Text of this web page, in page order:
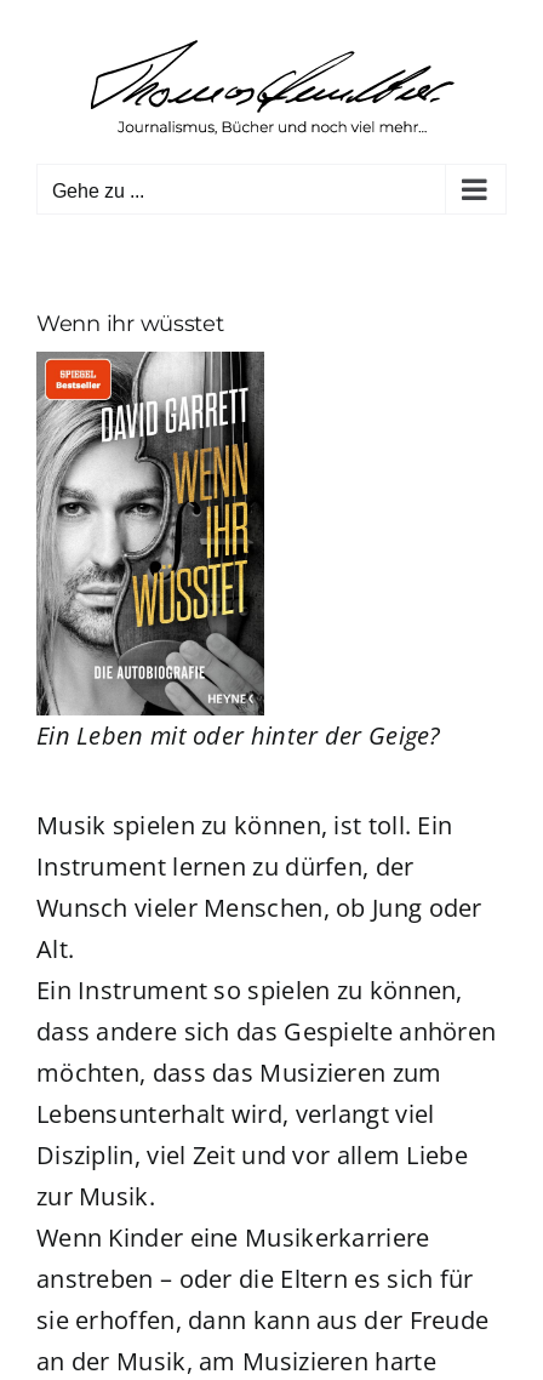
springen
Gehe zu ...
Wenn ihr wüsstet
Ein Leben mit oder hinter der Geige?
Musik spielen zu können, ist toll. Ein
Instrument lernen zu dürfen, der
Wunsch vieler Menschen, ob Jung oder
Alt.
Ein Instrument so spielen zu können,
dass andere sich das Gespielte anhören
möchten, dass das Musizieren zum
Lebensunterhalt wird, verlangt viel
Disziplin, viel Zeit und vor allem Liebe
zur Musik.
Wenn Kinder eine Musikerkarriere
anstreben – oder die Eltern es sich für
sie erhoffen, dann kann aus der Freude
an der Musik, am Musizieren harte